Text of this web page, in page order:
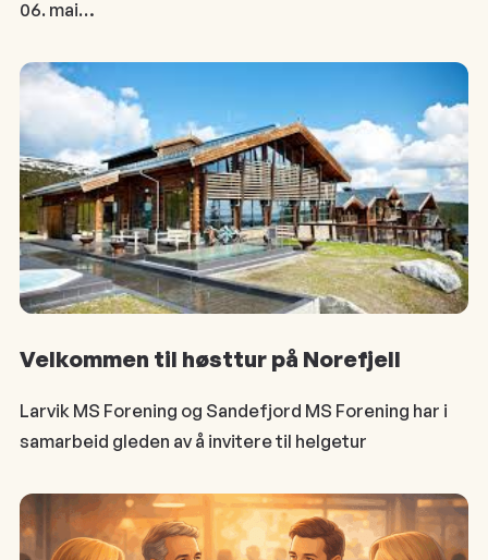
06. mai…
Velkommen til høsttur på Norefjell
Larvik MS Forening og Sandefjord MS Forening har i
samarbeid gleden av å invitere til helgetur